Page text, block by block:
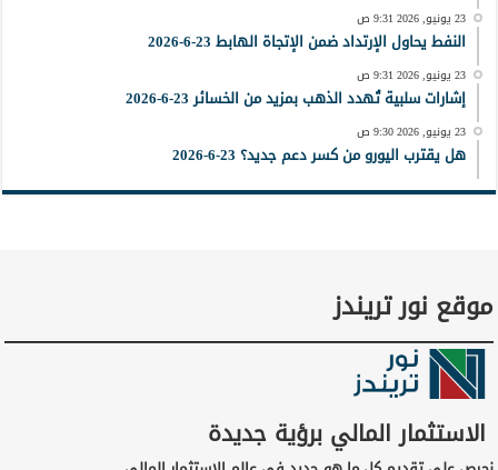
23 يونيو, 2026 9:31 ص
النفط يحاول الإرتداد ضمن الإتجاة الهابط 23-6-2026
23 يونيو, 2026 9:31 ص
إشارات سلبية تُهدد الذهب بمزيد من الخسائر 23-6-2026
23 يونيو, 2026 9:30 ص
هل يقترب اليورو من كسر دعم جديد؟ 23-6-2026
موقع نور تريندز
الاستثمار المالي برؤية جديدة